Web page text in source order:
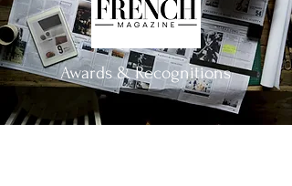
Awards & Recognitions